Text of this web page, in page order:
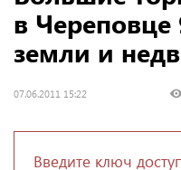
в
земли и
07.06.2011 15:22
Введите ключ